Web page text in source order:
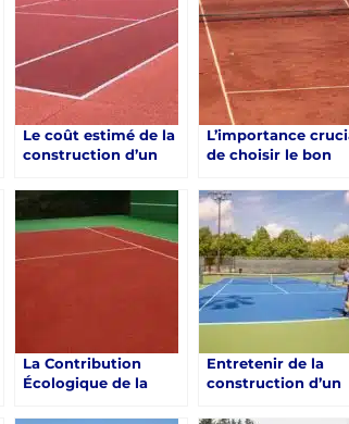
Le coût estimé de la
construction d’un
béton poreux à Saint-
Raphaël
L’importance
de choisir le bon
construction d’un
court de tennis en
béton poreux à
Raphaël
La Contribution
Écologique de la
Entretenir de la
construction d’un